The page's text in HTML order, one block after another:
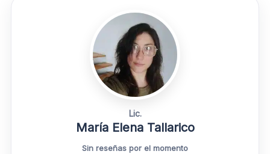
Lic.
María Elena Tallarico
Sin reseñas por el momento